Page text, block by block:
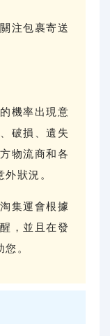
注包裹寄送
機率出現意
破損、遺失
物流商和各
狀況。
集運會根據
，並且在發
。